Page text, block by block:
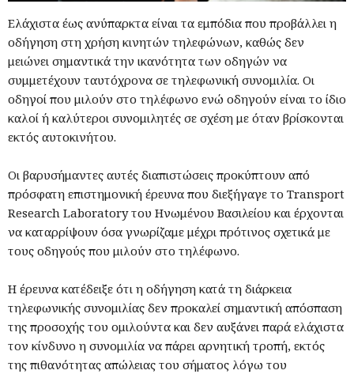
Ελάχιστα έως ανύπαρκτα είναι τα εμπόδια που προβάλλει η
οδήγηση στη χρήση κινητών τηλεφώνων, καθώς δεν
μειώνει σημαντικά την ικανότητα των οδηγών να
συμμετέχουν ταυτόχρονα σε τηλεφωνική συνομιλία. Οι
οδηγοί που μιλούν στο τηλέφωνο ενώ οδηγούν είναι το ίδιο
καλοί ή καλύτεροι συνομιλητές σε σχέση με όταν βρίσκονται
εκτός αυτοκινήτου.
Οι βαρυσήμαντες αυτές διαπιστώσεις προκύπτουν από
πρόσφατη επιστημονική έρευνα που διεξήγαγε το Transport
Research Laboratory του Ηνωμένου Βασιλείου και έρχονται
να καταρρίψουν όσα γνωρίζαμε μέχρι πρότινος σχετικά με
τους οδηγούς που μιλούν στο τηλέφωνο.
Η έρευνα κατέδειξε ότι η οδήγηση κατά τη διάρκεια
τηλεφωνικής συνομιλίας δεν προκαλεί σημαντική απόσπαση
της προσοχής του ομιλούντα και δεν αυξάνει παρά ελάχιστα
τον κίνδυνο η συνομιλία να πάρει αρνητική τροπή, εκτός
της πιθανότητας απώλειας του σήματος λόγω του